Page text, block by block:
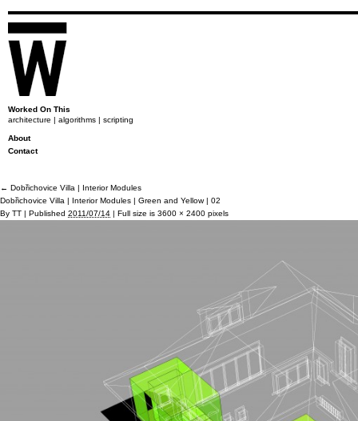
Worked On This
architecture | algorithms | scripting
About
Contact
← Dobřichovice Villa | Interior Modules
Dobřichovice Villa | Interior Modules | Green and Yellow | 02
By TT | Published 2011/07/14 | Full size is 3600 × 2400 pixels